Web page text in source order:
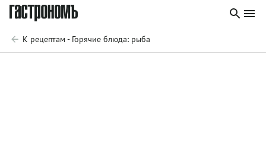
К рецептам - Горячие блюда: рыба